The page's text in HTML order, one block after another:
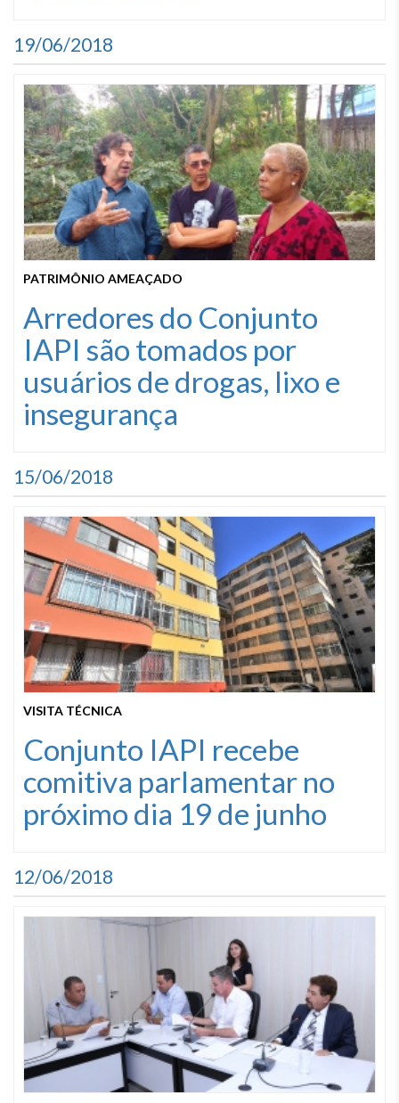
19/06/2018
PATRIMÔNIO AMEAÇADO
Arredores do Conjunto
IAPI são tomados por
usuários de drogas, lixo e
insegurança
15/06/2018
VISITA TÉCNICA
Conjunto IAPI recebe
comitiva parlamentar no
próximo dia 19 de junho
12/06/2018